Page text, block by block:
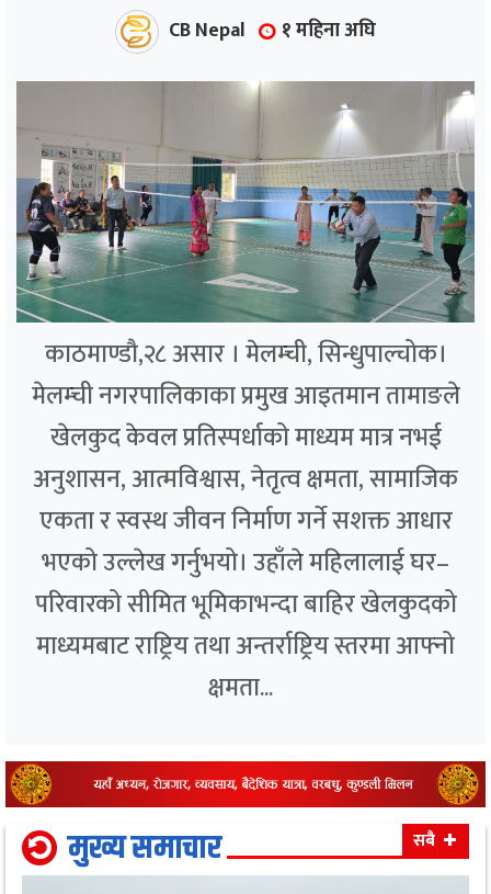
CB Nepal १ महिना अघि
काठमाण्डौ,२८ असार । मेलम्ची, सिन्धुपाल्चोक।
मेलम्ची नगरपालिकाका प्रमुख आइतमान तामाङले
खेलकुद केवल प्रतिस्पर्धाको माध्यम मात्र नभई
अनुशासन, आत्मविश्वास, नेतृत्व क्षमता, सामाजिक
एकता र स्वस्थ जीवन निर्माण गर्ने सशक्त आधार
भएको उल्लेख गर्नुभयो। उहाँले महिलालाई घर–
परिवारको सीमित भूमिकाभन्दा बाहिर खेलकुदको
माध्यमबाट राष्ट्रिय तथा अन्तर्राष्ट्रिय स्तरमा आफ्नो
क्षमता...
मुख्य समाचार सबै